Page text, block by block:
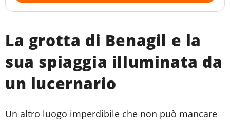
La grotta di Benagil e la
sua spiaggia illuminata da
un lucernario
Un altro luogo imperdibile che non può mancare